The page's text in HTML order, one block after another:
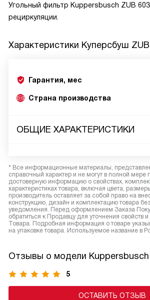
Угольный фильтр Kuppersbusch ZUB
рециркуляции.
Характеристики Куперсбуш
Гарантия, мес
Страна производства
ОБЩИЕ ХАРАКТЕРИСТИКИ
* Все информационные материалы,
справочный характер и не могут в полной мере
достоверную информацию о свойствах,
характеристиках товара, включая цвета,
производитель оставляет за собой право на
конструкцию, дизайн и комплектацию товара
уведомления. Перед оформлением Заказа
обратиться к Продавцу для уточнения свойств и
Товара. Подробная информация о товаре
на упаковке товара. Используемое название в
Отзывы о модели Kuppersbusch
5
ОСТАВИТЬ ОТЗЫВ